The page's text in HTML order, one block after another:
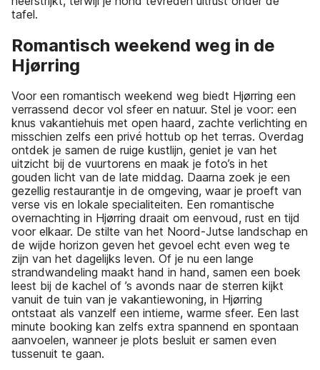
tafel.
Romantisch weekend weg in de
Hjørring
Voor een romantisch weekend weg biedt Hjørring een
verrassend decor vol sfeer en natuur. Stel je voor: een
knus vakantiehuis met open haard, zachte verlichting en
misschien zelfs een privé hottub op het terras. Overdag
ontdek je samen de ruige kustlijn, geniet je van het
uitzicht bij de vuurtorens en maak je foto’s in het
gouden licht van de late middag. Daarna zoek je een
gezellig restaurantje in de omgeving, waar je proeft van
verse vis en lokale specialiteiten. Een romantische
overnachting in Hjørring draait om eenvoud, rust en tijd
voor elkaar. De stilte van het Noord-Jutse landschap en
de wijde horizon geven het gevoel echt even weg te
zijn van het dagelijks leven. Of je nu een lange
strandwandeling maakt hand in hand, samen een boek
leest bij de kachel of ’s avonds naar de sterren kijkt
vanuit de tuin van je vakantiewoning, in Hjørring
ontstaat als vanzelf een intieme, warme sfeer. Een last
minute booking kan zelfs extra spannend en spontaan
aanvoelen, wanneer je plots besluit er samen even
tussenuit te gaan.